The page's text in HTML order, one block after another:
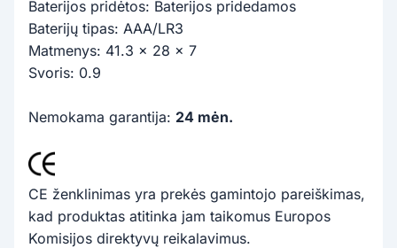
Baterijos pridėtos: Baterijos pridedamos
Baterijų tipas: AAA/LR3
Matmenys: 41.3 x 28 x 7
Svoris: 0.9
Nemokama garantija: 24 mėn.
CE ženklinimas yra prekės gamintojo pareiškimas,
kad produktas atitinka jam taikomus Europos
Komisijos direktyvų reikalavimus.